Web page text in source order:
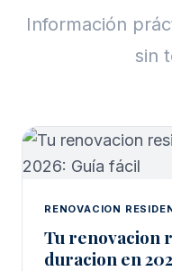
Información
sin
RENOVACION
Tu renovacion
duracion en